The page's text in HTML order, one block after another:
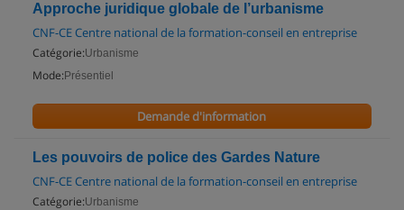
Approche juridique globale de l’urbanisme
CNF-CE Centre national de la formation-conseil en entreprise
Catégorie:Urbanisme
Mode: Présentiel
Demande d'information
Les pouvoirs de police des Gardes Nature
CNF-CE Centre national de la formation-conseil en entreprise
Catégorie:Urbanisme